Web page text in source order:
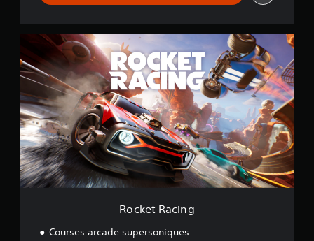
c
k
e
t
R
a
c
i
n
g
Rocket Racing
Courses arcade supersoniques